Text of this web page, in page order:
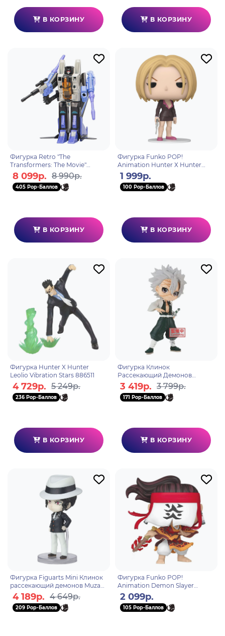
В КОРЗИНУ В КОРЗИНУ
Фигурка Retro "The
Transformers: The Movie"
Skywarp F69525L0
8 099р. 8 990р.
405 Pop-Баллов
В КОРЗИНУ
Фигурка Funko POP!
Animation Hunter Х Hunter
Pakunoda (1565) 75585
1 999р.
100 Pop-Баллов
В КОРЗИНУ
Фигурка Hunter X Hunter
Leolio Vibration Stars 886511
4 729р. 5 249р.
236 Pop-Баллов
В КОРЗИНУ
Фигурка Клинок
Рассекающий Демонов
Sanemi Shinazugawa 14 см
3 419р. 3 799р.
171 Pop-Баллов
В КОРЗИНУ
Фигурка Figuarts Mini Клинок
рассекающий демонов Muzan
Kibutsuji 4573102637253
4 189р. 4 649р.
209 Pop-Баллов
Фигурка Funko POP!
Animation Demon Slayer
Tanjuro Kamado Dance of the
Sun God (Exc) (1255) 68862
2 099р.
105 Pop-Баллов